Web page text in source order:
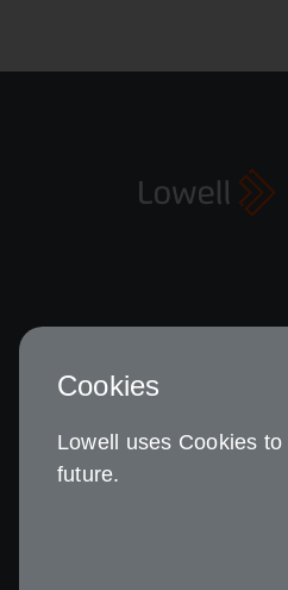
Cookies
Lowell uses Cookies
future.